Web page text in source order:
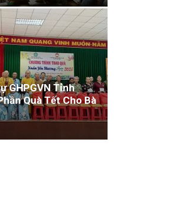
GHPGVN Tỉnh
Quà Tết Cho Bà